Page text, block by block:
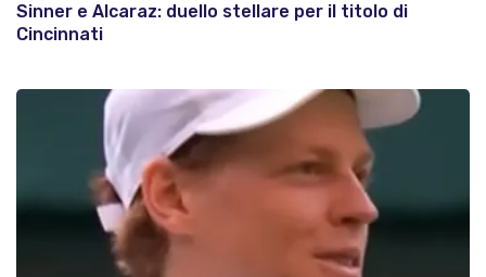
Sinner e Alcaraz: duello stellare per il titolo di
Cincinnati